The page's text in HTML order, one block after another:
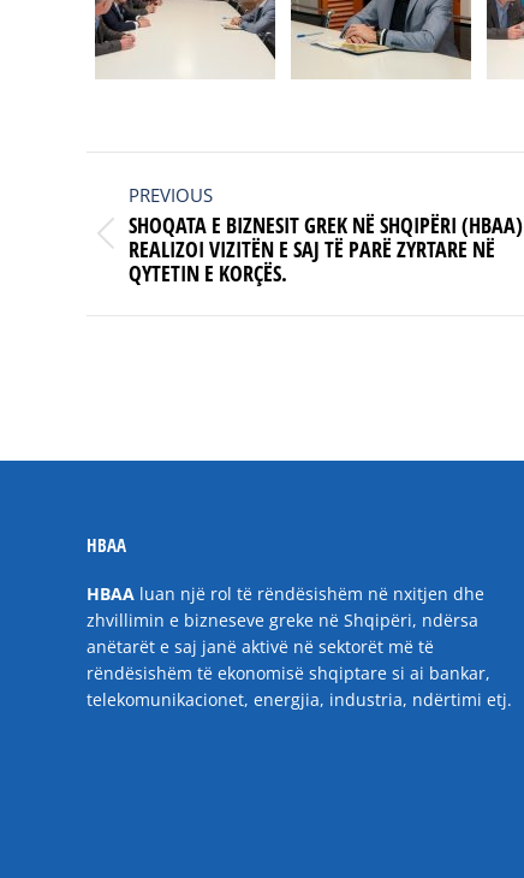
POST
NAVIGATION
PREVIOUS
Previous
post:
SHOQATA E BIZNESIT GREK NË SHQIPËRI (HBAA)
REALIZOI VIZITËN E SAJ TË PARË ZYRTARE NË
QYTETIN E KORÇËS.
HBAA
HBAA luan një rol të rëndësishëm në nxitjen dhe
zhvillimin e bizneseve greke në Shqipëri, ndërsa
anëtarët e saj janë aktivë në sektorët më të
rëndësishëm të ekonomisë shqiptare si ai bankar,
telekomunikacionet, energjia, industria, ndërtimi etj.